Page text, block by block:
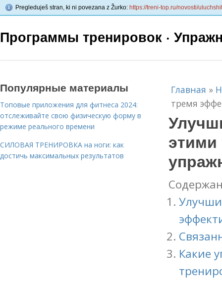
Pregleduješ stran, ki ni povezana z Žurko: https://treni-top.ru/novosti/